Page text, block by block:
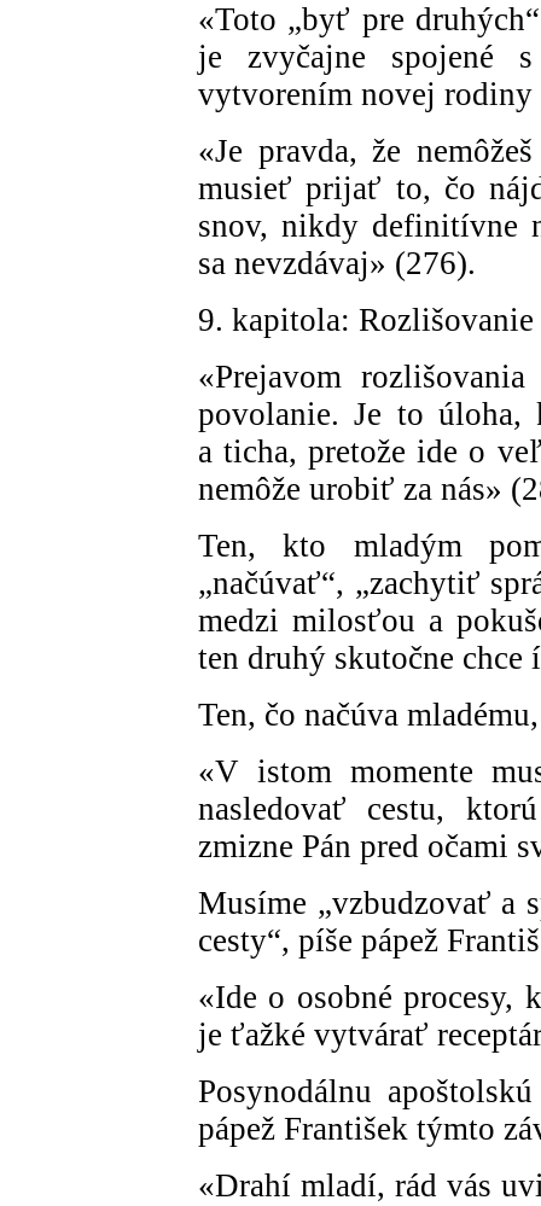
«Toto „byť pre
je zvyčajne spojené
vytvorením novej rodiny
«Je pravda, že
musieť prijať to, čo
snov, nikdy definitívne
sa nevzdávaj» (276).
9. kapitola: Rozlišovanie
«Prejavom
povolanie. Je to úloha,
a ticha, pretože ide o
nemôže urobiť za nás»
Ten, kto mladým
„načúvať“, „zachytiť
medzi milosťou a
ten druhý skutočne chce
Ten, čo načúva
«V istom momente
nasledovať cestu,
zmizne Pán pred očami
Musíme „vzbudzovať a
cesty“, píše pápež
«Ide o osobné procesy,
je ťažké vytvárať
Posynodálnu
pápež František týmto
«Drahí mladí, rád vás